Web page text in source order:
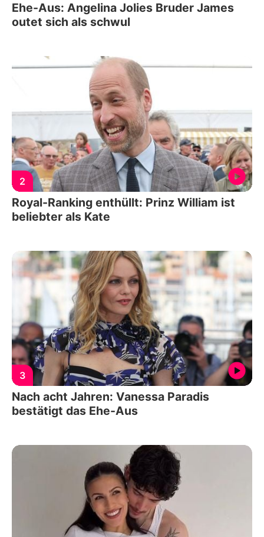
Ehe-Aus: Angelina Jolies Bruder James
outet sich als schwul
2
Royal-Ranking enthüllt: Prinz William ist
beliebter als Kate
3
Nach acht Jahren: Vanessa Paradis
bestätigt das Ehe-Aus